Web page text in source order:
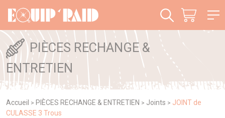
PIÈCES RECHANGE &
ENTRETIEN
Accueil > PIÈCES RECHANGE & ENTRETIEN > Joints > JOINT de
CULASSE 3 Trous
Panneau de gestion des cookies